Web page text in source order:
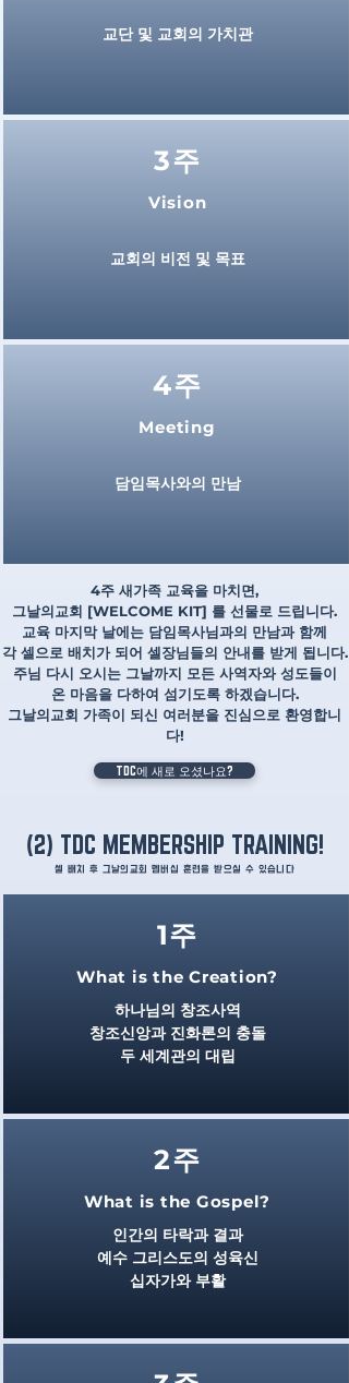
​교단 및 교회의 가치관
3주
Vision
​교회의 비전 및 목표
4주
Meeting
담임목사와의 만남
4주 새가족 교육을 마치면,
그날의교회 [WELCOME KIT] 를 선물로 드립니다.
교육 마지막 날에는 담임목사님과의 만남과 함께
각 셀으로 배치가 되어 셀장님들의 안내를 받게 됩니다.
주님 다시 오시는 그날까지 모든 사역자와 성도들이
온 마음을 다하여 섬기도록 하겠습니다.
그날의교회 가족이 되신 여러분을 진심으로 환영합니
다!
TDC에 새로 오셨나요?
(2) TDC MEMBERSHIP TRAINING!
셀 배치 후 그날의교회 멤버십 훈련을 받으실 수 있습니다
1주
What is the Creation?
하나님의 창조사역
창조신앙과 진화론의 충돌
두 세계관의 대립
2주
What is the Gospel?
인간의 타락과 결과
예수 그리스도의 성육신
십자가와 부활